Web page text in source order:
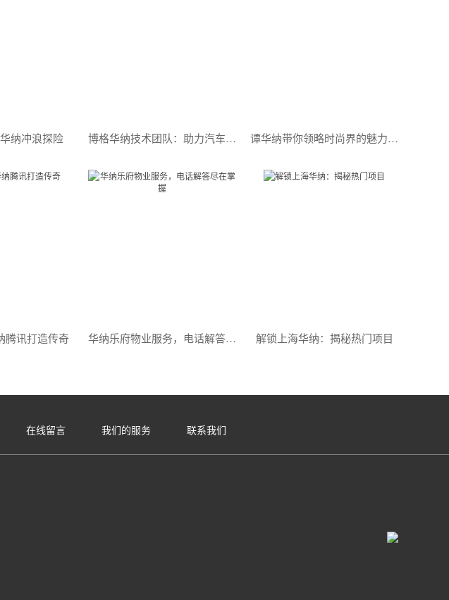
纳冲浪探险 博格华纳技术团队：助力汽车行业迈向新高峰 谭华纳带你领略时尚界的魅力与风采！
腾讯打造传奇 华纳乐府物业服务，电话解答尽在掌握 解锁上海华纳：揭秘热门项目
在线留言 我们的服务 联系我们